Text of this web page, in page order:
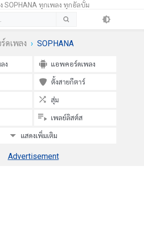
SOPHANA ทุกเพลง ทุกอัลบั้ม
ดเพลง SOPHANA
ง แอพคอร์ดเพลง
ตั้งสายกีตาร์
สุ่ม
เพลย์ลิสต์ส
แสดงเพิ่มเติม
Advertisement